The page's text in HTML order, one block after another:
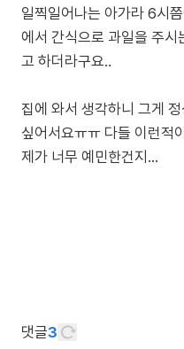
일찍일어나는 아가라 6시
에서 간식으로 과일을 주
고 하더라구요..
집에 와서 생각하니 그게
싶어서요ㅠㅠ 다들 이런적
제가 너무 예민한건지...
댓글3